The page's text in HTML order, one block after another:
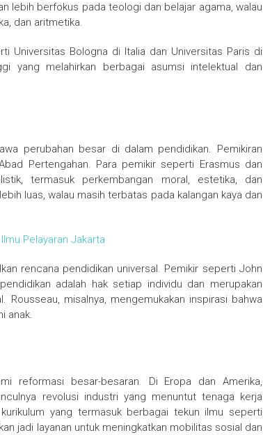
lebih berfokus pada teologi dan belajar agama, walau
dan aritmetika.
Universitas Bologna di Italia dan Universitas Paris di
yang melahirkan berbagai asumsi intelektual dan
perubahan besar di dalam pendidikan. Pemikiran
Pertengahan. Para pemikir seperti Erasmus dan
termasuk perkembangan moral, estetika, dan
luas, walau masih terbatas pada kalangan kaya dan
Pelayaran Jakarta
rencana pendidikan universal. Pemikir seperti John
adalah hak setiap individu dan merupakan
misalnya, mengemukakan inspirasi bahwa
anak.
reformasi besar-besaran. Di Eropa dan Amerika,
revolusi industri yang menuntut tenaga kerja
yang termasuk berbagai tekun ilmu seperti
jadi layanan untuk meningkatkan mobilitas sosial dan